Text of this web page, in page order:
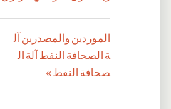
تصفّح
المقالات
الموردين والمصدرين آل
ة الصحافة النفط آلة ال
صحافة النفط »